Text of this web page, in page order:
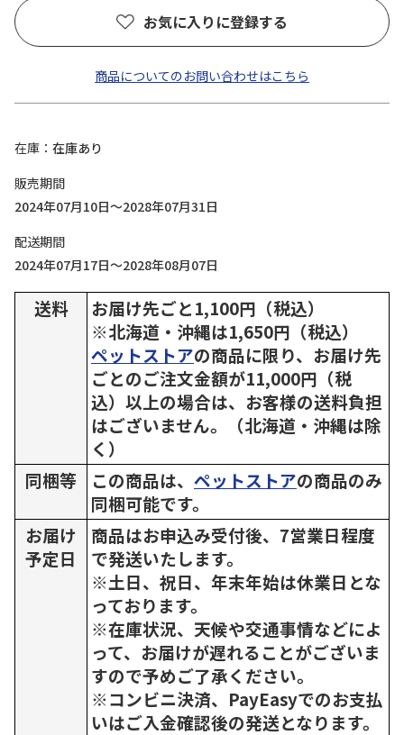
お気に入りに登録する
商品についてのお問い合わせはこちら
在庫
在庫あり
販売期間
2024年07月10日～2028年07月31日
配送期間
2024年07月17日～2028年08月07日
送料
お届け先ごと1,100円（税込）
※北海道・沖縄は1,650円（税込）
ペットストアの商品に限り、お届け先
ごとのご注文金額が11,000円（税
込）以上の場合は、お客様の送料負担
はございません。（北海道・沖縄は除
く）
同梱等
この商品は、 ペットストアの商品のみ
同梱可能です。
お届け
予定日
商品はお申込み受付後、7営業日程度
で発送いたします。
※土日、祝日、年末年始は休業日とな
っております。
※在庫状況、天候や交通事情などによ
って、お届けが遅れることがございま
すので予めご了承ください。
※コンビニ決済、PayEasyでのお支払
いはご入金確認後の発送となります。